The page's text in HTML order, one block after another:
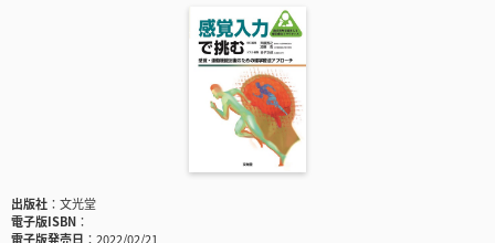
出版社
文光堂
電子版ISBN
電子版発売日
2022/02/21